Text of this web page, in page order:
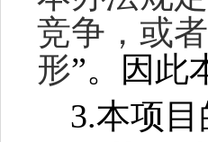
竞争，或
形”。因此
3.本项